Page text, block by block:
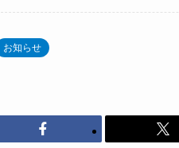
お知らせ